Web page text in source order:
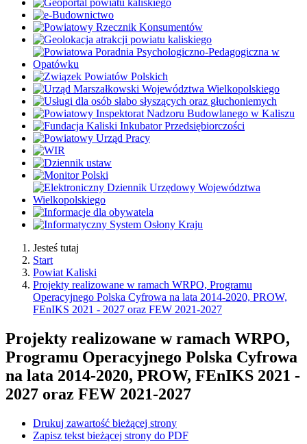
Jesteś tutaj
Start
Powiat Kaliski
Projekty realizowane w ramach WRPO, Programu
Operacyjnego Polska Cyfrowa na lata 2014-2020, PROW,
FEnIKS 2021 - 2027 oraz FEW 2021-2027
Projekty realizowane w ramach WRPO,
Programu Operacyjnego Polska Cyfrowa
na lata 2014-2020, PROW, FEnIKS 2021 -
2027 oraz FEW 2021-2027
Drukuj zawartość bieżącej strony
Zapisz tekst bieżącej strony do PDF